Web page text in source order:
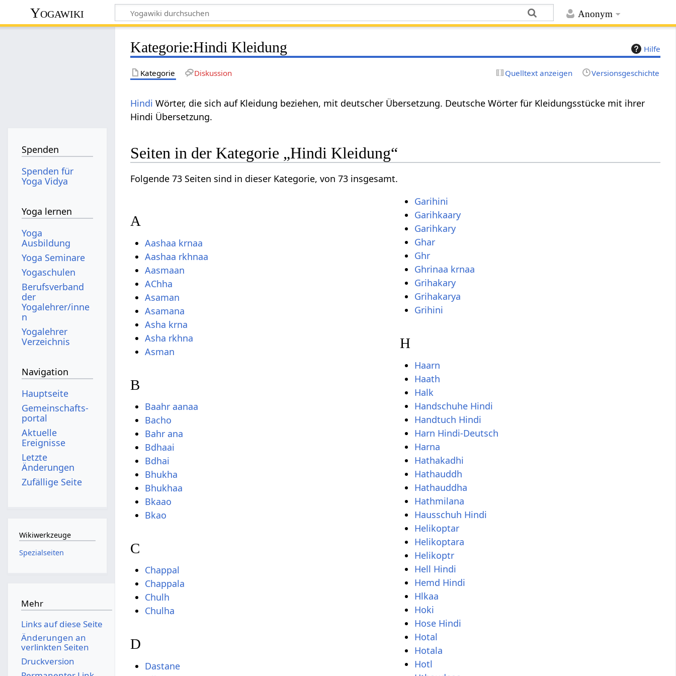
Anonym
Yogawiki
Hilfe
Kategorie:Hindi Kleidung
Kategorie Diskussion Quelltext anzeigen Versionsgeschichte
Hindi Wörter, die sich auf Kleidung beziehen, mit deutscher Übersetzung. Deutsche Wörter für Kleidungsstücke mit ihrer
Hindi Übersetzung.
Seiten in der Kategorie „Hindi Kleidung“
Folgende 73 Seiten sind in dieser Kategorie, von 73 insgesamt.
A
Aashaa krnaa
Aashaa rkhnaa
Aasmaan
AChha
Asaman
Asamana
Asha krna
Asha rkhna
Asman
B
Baahr aanaa
Bacho
Bahr ana
Bdhaai
Bdhai
Bhukha
Bhukhaa
Bkaao
Bkao
C
Chappal
Chappala
Chulh
Chulha
D
Dastane
Garihini
Garihkaary
Garihkary
Ghar
Ghr
Ghrinaa krnaa
Grihakary
Grihakarya
Grihini
H
Haarn
Haath
Halk
Handschuhe Hindi
Handtuch Hindi
Harn Hindi-Deutsch
Harna
Hathakadhi
Hathauddh
Hathauddha
Hathmilana
Hausschuh Hindi
Helikoptar
Helikoptara
Helikoptr
Hell Hindi
Hemd Hindi
Hlkaa
Hoki
Hose Hindi
Hotal
Hotala
Hotl
Spenden
Spenden für
Yoga Vidya
Yoga lernen
Yoga
Ausbildung
Yoga Seminare
Yogaschulen
Berufsverband
der
Yogalehrer/inne
n
Yogalehrer
Verzeichnis
Navigation
Hauptseite
Gemeinschafts­
portal
Aktuelle
Ereignisse
Letzte
Änderungen
Zufällige Seite
Wikiwerkzeuge
Spezialseiten
Mehr
Links auf diese Seite
Änderungen an
verlinkten Seiten
Druckversion